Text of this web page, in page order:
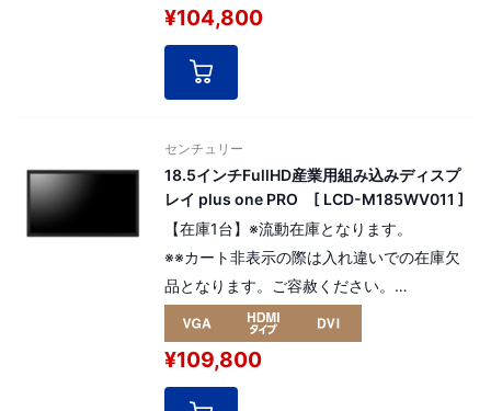
SXGA 1280 x 1024 pixel （5:4）。
[ パネル番号：15048 ]
¥104,800
センチュリー
18.5インチFullHD産業用組み込みディスプ
レイ plus one PRO [ LCD-M185WV011 ]
【在庫1台】※流動在庫となります。
※※カート非表示の際は入れ違いでの在庫欠
品となります。ご容赦ください。
高寿命液晶パネルを採用した産業用組み込み
モデルの18.5インチ plus onePRO
解像度：FHD（フルHD）
¥109,800